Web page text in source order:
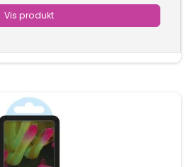
Vis produkt